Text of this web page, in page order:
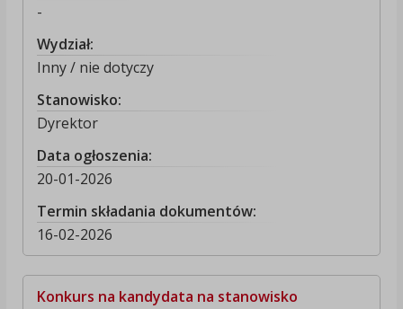
-
Wydział:
Inny / nie dotyczy
Stanowisko:
Dyrektor
Data ogłoszenia:
20-01-2026
Termin składania dokumentów:
16-02-2026
Konkurs na kandydata na stanowisko